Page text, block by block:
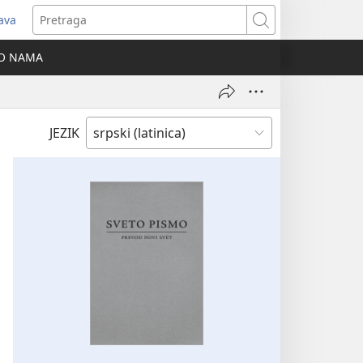
Pretraga
NAMA
JEZIK